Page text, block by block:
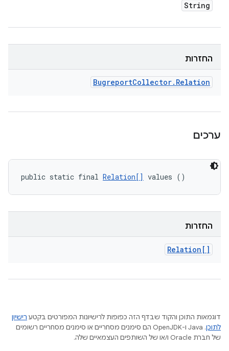
String
החזרות
BugreportCollector. Relation
ערכים
public static final Relation[] values ()
החזרות
Relation[]
דוגמאות התוכן והקוד שבדף הזה כפופות לרישיונות המפורטים בקטע רישיון
לתוכן
.‏ Java ו-OpenJDK הם סימנים מסחריים או סימנים מסחריים רשומים
של חברת Oracle ו/או של השותפים העצמאיים שלה.